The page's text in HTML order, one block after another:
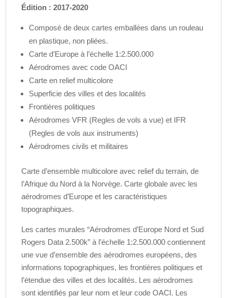
Édition : 2017-2020
Composé de deux cartes emballées dans un rouleau
en plastique, non pliées.
Carte d’Europe à l’échelle 1:2.500.000
Aérodromes avec code OACI
Carte en relief multicolore
Superficie des villes et des localités
Frontières politiques
Aérodromes VFR (Regles de vols a vue) et IFR
(Regles de vols aux instruments)
Aérodromes civils et militaires
Carte d’ensemble multicolore avec relief du terrain, de
l’Afrique du Nord à la Norvège. Carte globale avec les
aérodromes d’Europe et les caractéristiques
topographiques.
Les cartes murales “Aérodromes d’Europe Nord et Sud
Rogers Data 2.500k” à l’échelle 1:2.500.000 contiennent
une vue d’ensemble des aérodromes européens, des
informations topographiques, les frontières politiques et
l’étendue des villes et des localités. Les aérodromes
sont identifiés par leur nom et leur code OACI. Les